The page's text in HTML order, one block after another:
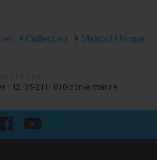
Collecties
Mascot Unique
| 12135-211 | 010-donkermarine